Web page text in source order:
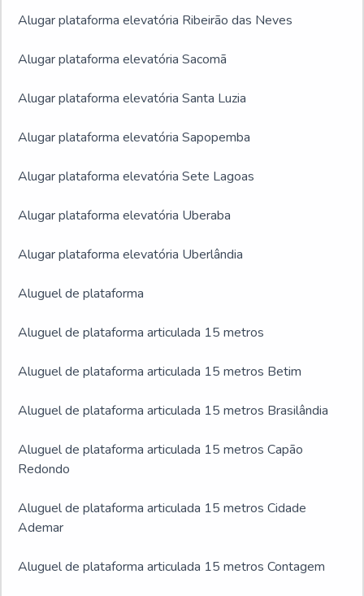
Alugar plataforma elevatória Ribeirão das Neves
Alugar plataforma elevatória Sacomã
Alugar plataforma elevatória Santa Luzia
Alugar plataforma elevatória Sapopemba
Alugar plataforma elevatória Sete Lagoas
Alugar plataforma elevatória Uberaba
Alugar plataforma elevatória Uberlândia
Aluguel de plataforma
Aluguel de plataforma articulada 15 metros
Aluguel de plataforma articulada 15 metros Betim
Aluguel de plataforma articulada 15 metros Brasilândia
Aluguel de plataforma articulada 15 metros Capão
Redondo
Aluguel de plataforma articulada 15 metros Cidade
Ademar
Aluguel de plataforma articulada 15 metros Contagem